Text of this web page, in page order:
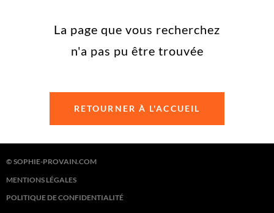
La page que vous recherchez
n'a pas pu être trouvée
RETOURNER À L'ACCUEIL
© SOPHIE-PROVAIN.COM
MENTIONS LÉGALES
POLITIQUE DE CONFIDENTIALITÉ